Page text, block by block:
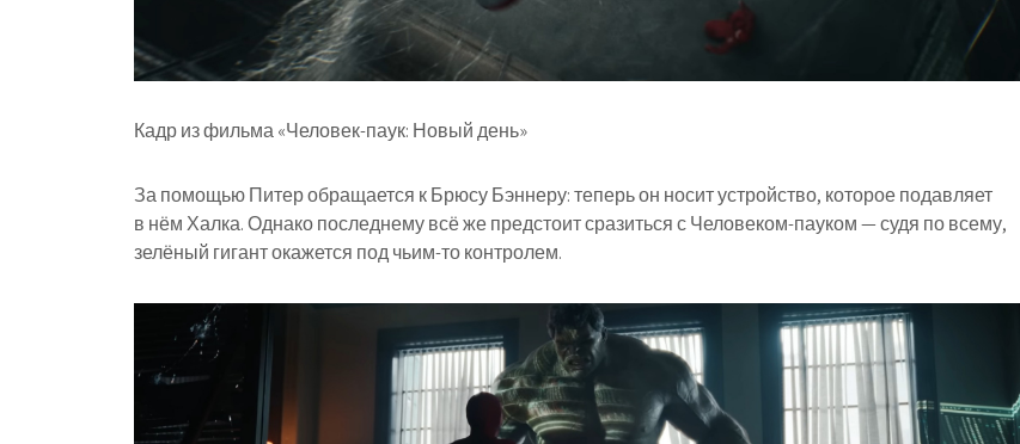
Кадр из фильма «Человек-паук: Новый день»
За помощью Питер обращается к Брюсу Бэннеру: теперь он носит устройство, которое подавляет
в нём Халка. Однако последнему всё же предстоит сразиться с Человеком-пауком — судя по всему,
зелёный гигант окажется под чьим-то контролем.